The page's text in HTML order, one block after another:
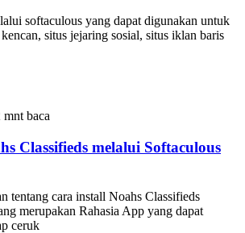
softaculous yang dapat digunakan untuk
situs jejaring sosial, situs iklan baris
mnt baca
Classifieds melalui Softaculous
tentang cara install Noahs Classifieds
merupakan Rahasia App yang dapat
ceruk